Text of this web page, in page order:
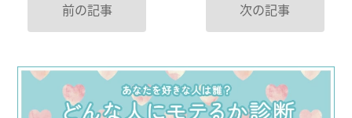
前の記事 次の記事